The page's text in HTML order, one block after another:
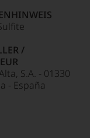
/
S.A. - 01330
- España